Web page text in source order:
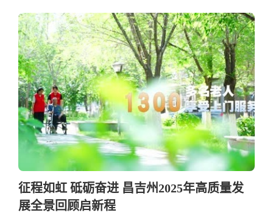
征程如虹 砥砺奋进 昌吉州2025年高质量发
展全景回顾启新程